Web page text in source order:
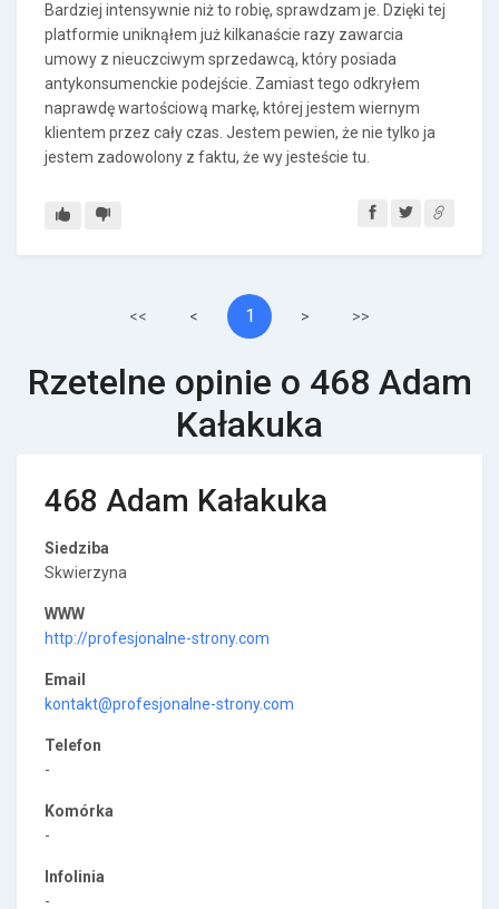
Bardziej intensywnie niż to robię, sprawdzam je. Dzięki tej
platformie uniknąłem już kilkanaście razy zawarcia
umowy z nieuczciwym sprzedawcą, który posiada
antykonsumenckie podejście. Zamiast tego odkryłem
naprawdę wartościową markę, której jestem wiernym
klientem przez cały czas. Jestem pewien, że nie tylko ja
jestem zadowolony z faktu, że wy jesteście tu.
<< < 1 > >>
Rzetelne opinie o 468 Adam
Kałakuka
468 Adam Kałakuka
Siedziba
Skwierzyna
WWW
http://profesjonalne-strony.com
Email
kontakt@profesjonalne-strony.com
Telefon
-
Komórka
-
Infolinia
-